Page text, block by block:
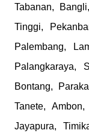
Tabanan,
Tinggi,
Palembang,
Palangkaraya,
Bontang,
Tanete,
Jayapura,